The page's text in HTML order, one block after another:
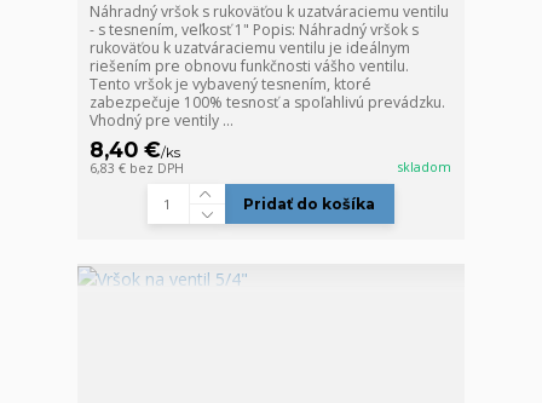
Náhradný vršok s rukoväťou k uzatváraciemu ventilu
- s tesnením, veľkosť 1" Popis: Náhradný vršok s
rukoväťou k uzatváraciemu ventilu je ideálnym
riešením pre obnovu funkčnosti vášho ventilu.
Tento vršok je vybavený tesnením, ktoré
zabezpečuje 100% tesnosť a spoľahlivú prevádzku.
Vhodný pre ventily ...
8,40 €/ks
6,83 € bez DPH skladom
Pridať do košíka